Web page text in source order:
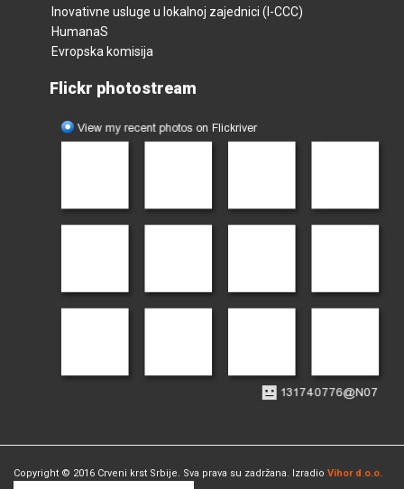
Inovativne usluge u lokalnoj zajednici (I-CCC)
HumanaS
Evropska komisija
Flickr photostream
Copyright © 2016 Crveni krst Srbije. Sva prava su zadržana. Izradio Vihor d.o.o.